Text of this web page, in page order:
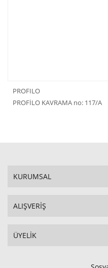
PROFILO
PROFİLO KAVRAMA no: 117/A
KURUMSAL
ALIŞVERİŞ
ÜYELİK